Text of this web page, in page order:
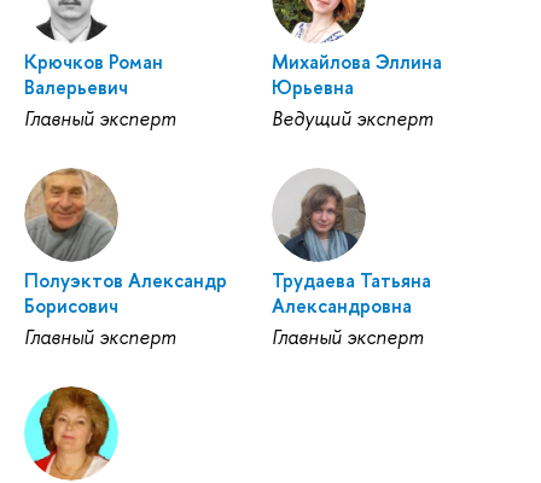
Крючков Роман
Валерьевич
Главный эксперт
Михайлова Эллина
Юрьевна
Ведущий эксперт
Полуэктов Александр
Борисович
Главный эксперт
Трудаева Татьяна
Александровна
Главный эксперт